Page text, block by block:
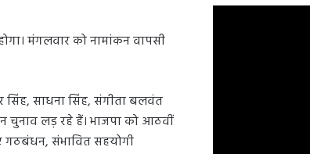
मंगलवार को नामांकन वापसी
सिंह, साधना सिंह, संगीता बलवंत
लड़ रहे हैं। भाजपा को आठवीं
गठबंधन, संभावित सहयोगी